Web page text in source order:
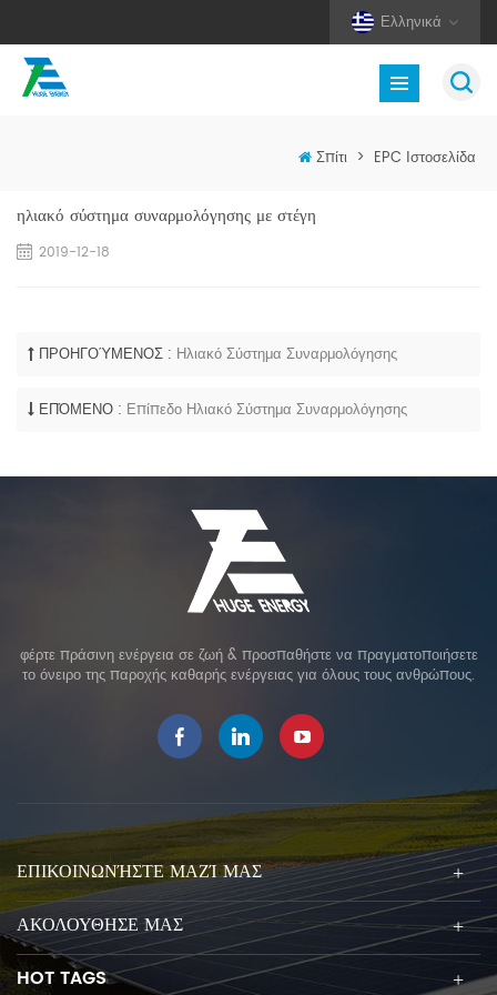
Ελληνικά
Σπίτι > EPC Ιστοσελίδα
ηλιακό σύστημα συναρμολόγησης με στέγη
2019-12-18
ΠΡΟΗΓΟΎΜΕΝΟΣ : Ηλιακό Σύστημα Συναρμολόγησης
ΕΠΌΜΕΝΟ : Επίπεδο Ηλιακό Σύστημα Συναρμολόγησης
φέρτε πράσινη ενέργεια σε ζωή & προσπαθήστε να πραγματοποιήσετε
το όνειρο της παροχής καθαρής ενέργειας για όλους τους ανθρώπους.
ΕΠΙΚΟΙΝΩΝΉΣΤΕ ΜΑΖΊ ΜΑΣ
ΑΚΟΛΟΥΘΗΣΕ ΜΑΣ
HOT TAGS